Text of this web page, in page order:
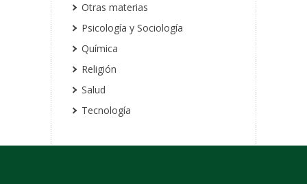
Otras materias
Psicología y Sociología
Química
Religión
Salud
Tecnología